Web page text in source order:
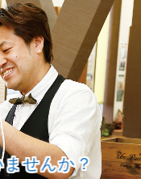
せんか？